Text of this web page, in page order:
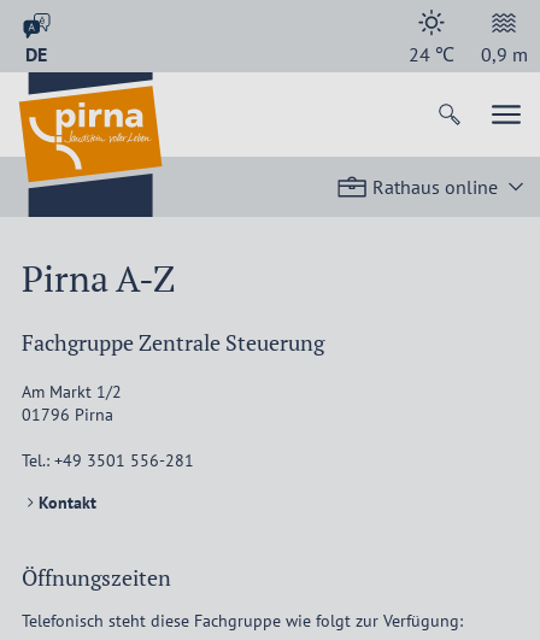
DE 24 ℃ 0,9 m
Rathaus online
Pirna A-Z
Fachgruppe Zentrale Steuerung
Am Markt 1/2
01796 Pirna
Tel.: +49 3501 556-281
Kontakt
Öffnungszeiten
Telefonisch steht diese Fachgruppe wie folgt zur Verfügung: